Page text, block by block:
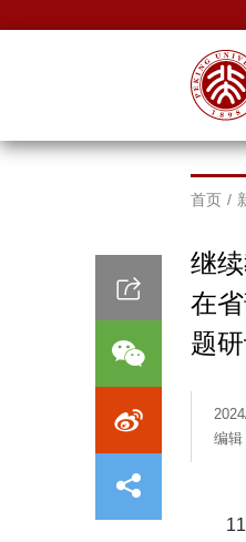
首页 /
继
在
题
编辑